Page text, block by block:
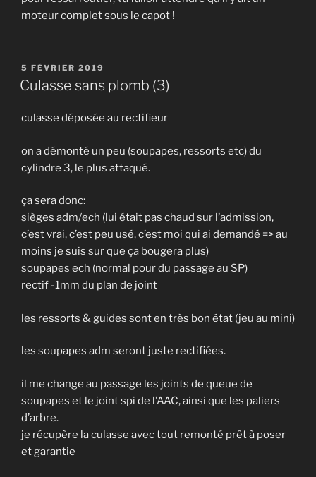
moteur complet sous le capot !
PUBLIÉ
LE
5 FÉVRIER 2019
Culasse sans plomb (3)
culasse déposée au rectifieur
on a démonté un peu (soupapes, ressorts etc) du
cylindre 3, le plus attaqué.
ça sera donc:
sièges adm/ech (lui était pas chaud sur l’admission,
c’est vrai, c’est peu usé, c’est moi qui ai demandé => au
moins je suis sur que ça bougera plus)
soupapes ech (normal pour du passage au SP)
rectif -1mm du plan de joint
les ressorts & guides sont en très bon état (jeu au mini)
les soupapes adm seront juste rectifiées.
il me change au passage les joints de queue de
soupapes et le joint spi de l’AAC, ainsi que les paliers
d’arbre.
je récupère la culasse avec tout remonté prêt à poser
et garantie